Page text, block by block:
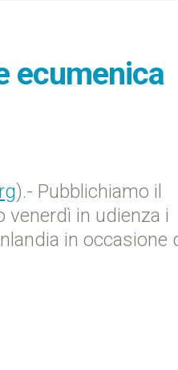
ecumenica
).- Pubblichiamo il
in udienza i
in occasione